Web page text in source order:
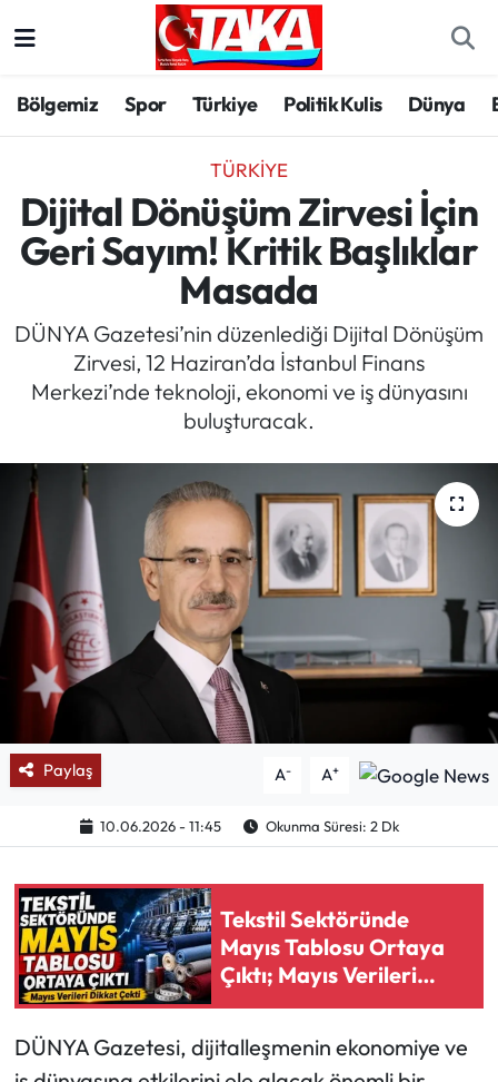
Bölgemiz Spor Türkiye Politik Kulis Dünya
TÜRKIYE
Dijital Dönüşüm Zirvesi İçin
Geri Sayım! Kritik Başlıklar
Masada
DÜNYA Gazetesi’nin düzenlediği Dijital Dönüşüm
Zirvesi, 12 Haziran’da İstanbul Finans
Merkezi’nde teknoloji, ekonomi ve iş dünyasını
buluşturacak.
Paylaş A- A+
10.06.2026 - 11:45 Okunma Süresi: 2 Dk
Tekstil Sektöründe
Mayıs Tablosu Ortaya
Çıktı; Mayıs Verileri
Dikkat Çekti
DÜNYA Gazetesi, dijitalleşmenin ekonomiye ve
Spor
Türkiye
Kültür/Sanat
Politik Kulis
Magazin
Mektup Galeri
Röportaj
Manşet
Köşe Yazıları
Karikatür Galeri
BIK
ASTROLOJİ
Spor Yazıları
Mektup Galeri
Ekonomi
Trabzon Hava Durumu
Trabzon Trafik Yoğunluk Haritası
Süper Lig Puan Durumu ve Fikstür
Tüm Manşetler
Son Dakika Haberleri